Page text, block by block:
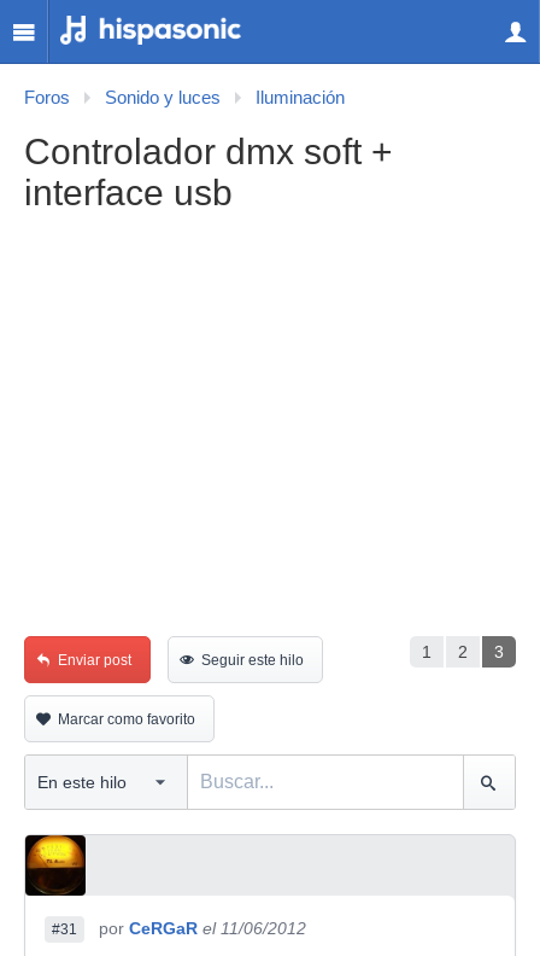
Foros Sonido y luces Iluminación
Controlador dmx soft +
interface usb
1 2 3
Enviar post Seguir este hilo
Marcar como favorito
#31 por CeRGaR el 11/06/2012